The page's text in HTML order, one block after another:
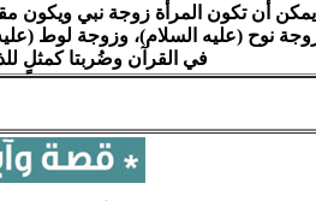
أن تكون المرأة زوجة نبي ويكون
نوح (عليه السلام)، وزوجة لوط
في القرآن وضُربتا كمثلٍ